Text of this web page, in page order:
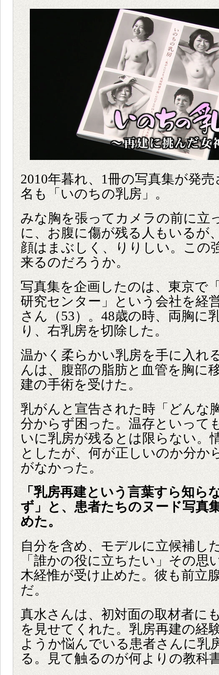
2010年暮れ、1冊の写真集が発
名も「いのちの乳房」。
みな胸を張ってカメラの前に立
に、お腹に傷が残る人もいるが
顔はまぶしく、りりしい。この
来るのだろうか。
写真集を企画したのは、東京で
研究センター」という会社を経
さん（53）。48歳の時、両胸に
り、右乳房を切除した。
温かく柔らかい乳房を手に入れ
んは、腹部の脂肪と血管を胸に
建の手術を受けた。
乳がんと宣告された時「どんな
分からず困った。温存といって
いに乳房が残るとは限らない。
としたが、何が正しいのか分か
がなかった。
「乳房再建という言葉すら知ら
ず」と、患者たちのヌード写真
めた。
自分を含め、モデルに立候補し
「誰かの役に立ちたい」その思
木経惟が受け止めた。彼も前立
だ。
真水さんは、初対面の取材者に
を見せてくれた。乳房再建の経
ようか悩んでいる患者さんに乳
る。見て触るのが何よりの教科